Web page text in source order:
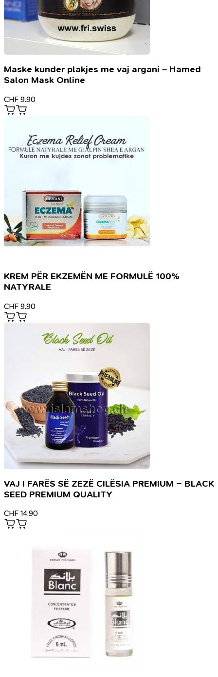
Maske kunder plakjes me vaj argani – Hamed
Salon Mask Online
CHF 9.90
KREM PËR EKZEMËN ME FORMULË 100%
NATYRALE
CHF 9.90
VAJ I FARËS SË ZEZË CILËSIA PREMIUM – BLACK
SEED PREMIUM QUALITY
CHF 14.90